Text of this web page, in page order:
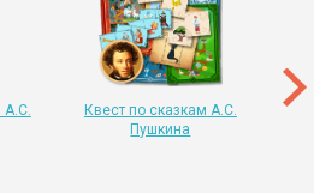
А.С.
Квест по сказкам А.С.
Пушкина